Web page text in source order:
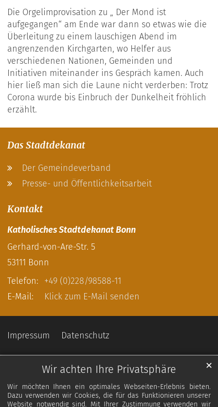
Wir achten Ihre Privatsphäre
Wir möchten Ihnen ein optimales Webseiten-Erlebnis bieten.
Dazu verwenden wir Cookies, die für das Funktionieren unserer
Website notwendig sind. Mit Ihrer Zustimmung verwenden wir
✕
Die Orgelimprovisation zu „ Der Mond ist
aufgegangen“ am Ende war dann so etwas wie die
Überleitung zu einem lauschigen Abend im
angrenzenden Kirchgarten, wo Helfer aus
verschiedenen Nationen, Gemeinden und
Initiativen miteinander ins Gespräch kamen. Auch
hier ließ man sich die Laune nicht verderben: Trotz
Corona wurde bis Einbruch der Dunkelheit fröhlich
erzählt.
Das Stadtdekanat
Der Gemeindeverband
Presse- und Öffentlichkeitsarbeit
Kontakt
Katholisches Stadtdekanat Bonn
Gerhard-von-Are-Str. 5
53111 Bonn
Telefon:
+49 (0)228/98588-11
E-Mail:
Klick zum E-Mail senden
Impressum Datenschutz